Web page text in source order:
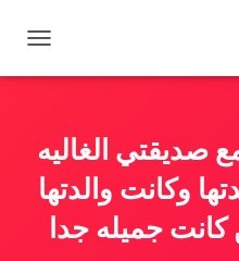
ب
اصديقتي الغاليه
وكانت والدتها
جميله جدا